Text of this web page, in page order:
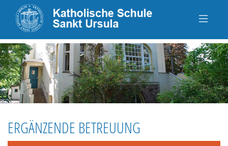
ERGÄNZENDE BETREUUNG